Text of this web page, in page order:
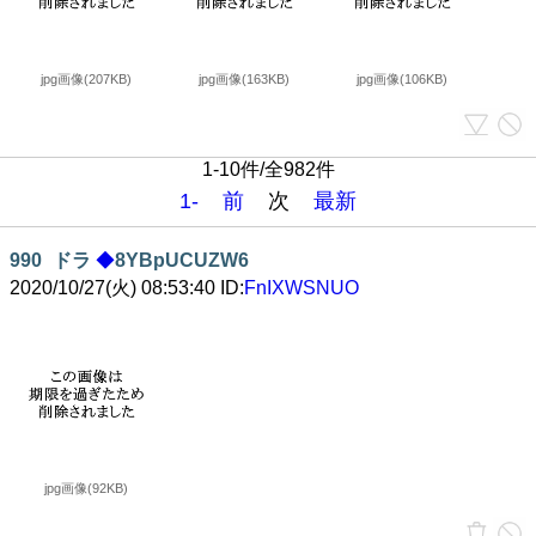
jpg画像(207KB) jpg画像(163KB) jpg画像(106KB)
1-10件/全982件
1- 前 次 最新
990 ドラ ◆8YBpUCUZW6
2020/10/27(火) 08:53:40 ID:FnIXWSNUO
jpg画像(92KB)